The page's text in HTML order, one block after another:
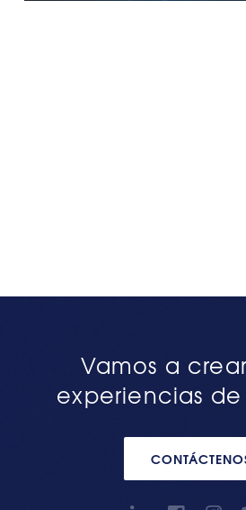
Vamos a
experiencias